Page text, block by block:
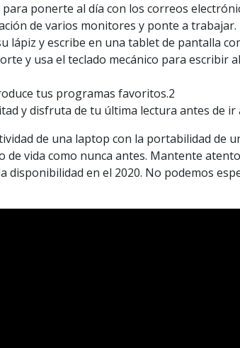
ponerte al día con los correos
de varios monitores y ponte a trabajar.
lápiz y escribe en una tablet de pantalla
y usa el teclado mecánico para escribir
tus programas favoritos.2
y disfruta de tu última lectura antes de ir
de una laptop con la portabilidad de
vida como nunca antes. Mantente
en el 2020. No podemos